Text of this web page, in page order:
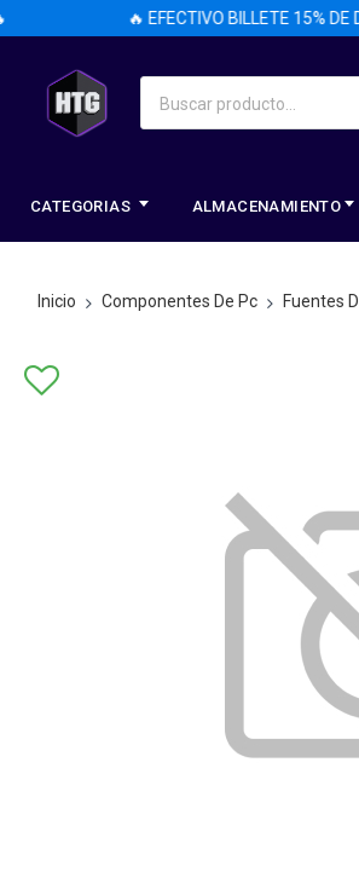
🔥 EFECTIVO BILLETE 15% DE
CATEGORIAS ALMACENAMIENTO
Inicio Componentes De Pc Fuentes